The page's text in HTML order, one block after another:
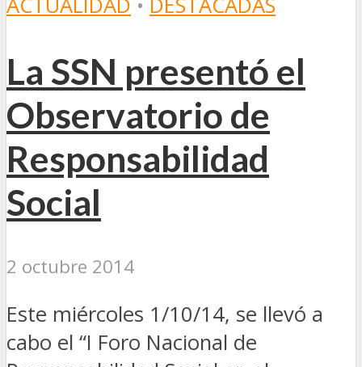
La SSN presentó el
Observatorio de
Responsabilidad
Social
2 octubre 2014
Este miércoles 1/10/14, se llevó a
cabo el “I Foro Nacional de